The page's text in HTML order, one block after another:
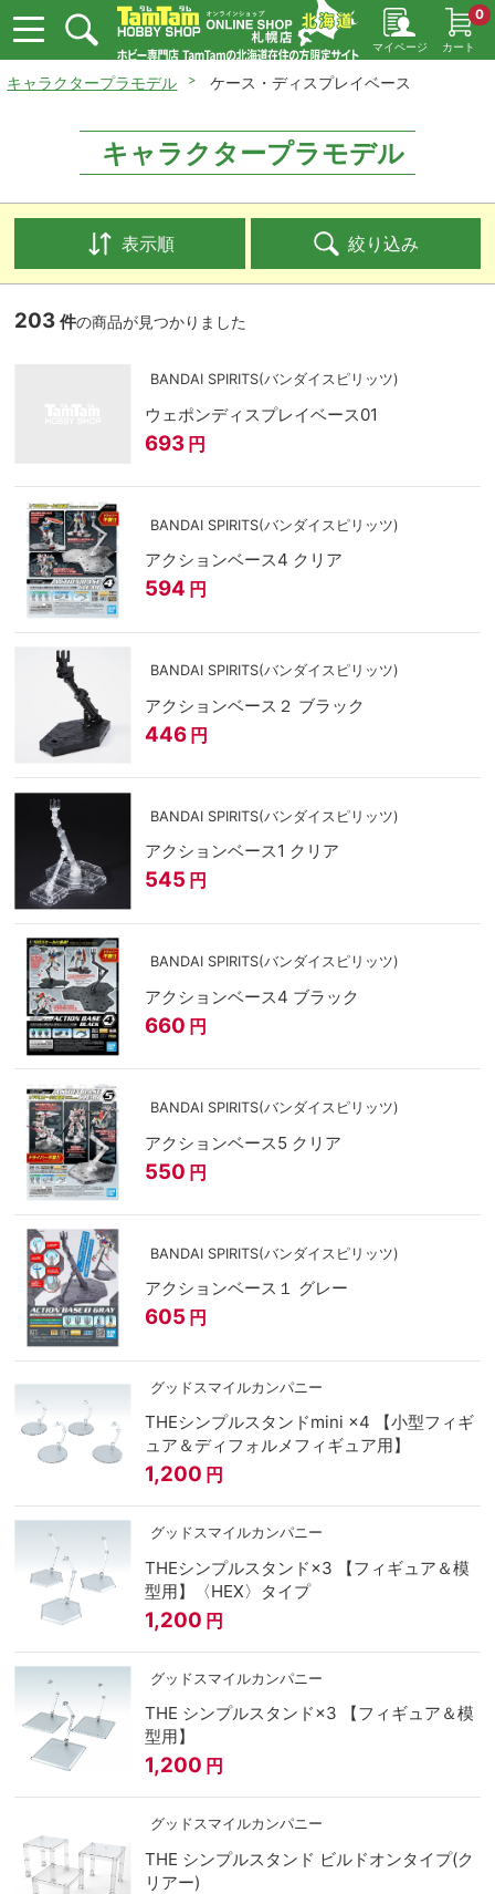
マイページ カート
0
キャラクタープラモデル ケース・ディスプレイベース
キャラクタープラモデル
表示順 絞り込み
203 件の商品が見つかりました
BANDAI SPIRITS(バンダイスピリッツ)
ウェポンディスプレイベース01
693 円
BANDAI SPIRITS(バンダイスピリッツ)
アクションベース4 クリア
594 円
BANDAI SPIRITS(バンダイスピリッツ)
アクションベース２ ブラック
446 円
BANDAI SPIRITS(バンダイスピリッツ)
アクションベース1 クリア
545 円
BANDAI SPIRITS(バンダイスピリッツ)
アクションベース4 ブラック
660 円
BANDAI SPIRITS(バンダイスピリッツ)
アクションベース5 クリア
550 円
BANDAI SPIRITS(バンダイスピリッツ)
アクションベース１ グレー
605 円
グッドスマイルカンパニー
THEシンプルスタンドmini ×4 【小型フィギ
ュア＆ディフォルメフィギュア用】
1,200 円
グッドスマイルカンパニー
THEシンプルスタンド×3 【フィギュア＆模
型用】〈HEX〉タイプ
1,200 円
グッドスマイルカンパニー
THE シンプルスタンド×3 【フィギュア＆模
型用】
1,200 円
グッドスマイルカンパニー
THE シンプルスタンド ビルドオンタイプ(ク
リアー)